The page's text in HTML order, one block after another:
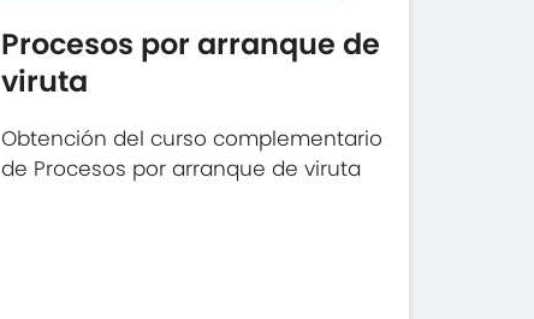
Procesos por arranque de
viruta
Obtención del curso complementario
de Procesos por arranque de viruta